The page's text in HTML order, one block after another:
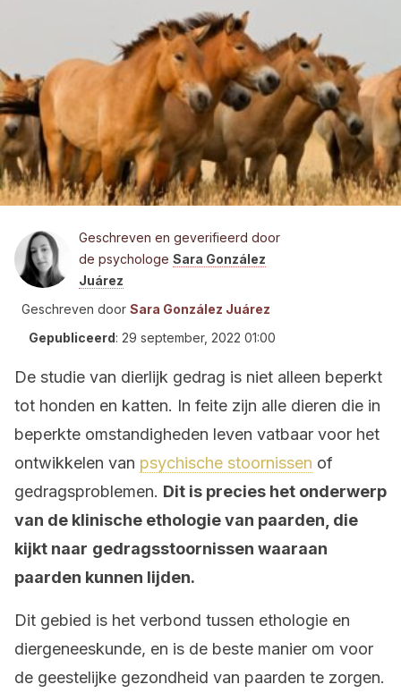
Geschreven en geverifieerd door
de psychologe Sara González
Juárez
Geschreven door Sara González Juárez
Gepubliceerd: 29 september, 2022 01:00
De studie van dierlijk gedrag is niet alleen beperkt
tot honden en katten. In feite zijn alle dieren die in
beperkte omstandigheden leven vatbaar voor het
ontwikkelen van psychische stoornissen of
gedragsproblemen. Dit is precies het onderwerp
van de klinische ethologie van paarden, die
kijkt naar gedragsstoornissen waaraan
paarden kunnen lijden.
Dit gebied is het verbond tussen ethologie en
diergeneeskunde, en is de beste manier om voor
de geestelijke gezondheid van paarden te zorgen.